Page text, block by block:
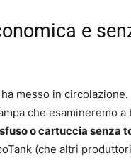
e
messo in circolazione.
che esamineremo a
o cartuccia senza
(che altri